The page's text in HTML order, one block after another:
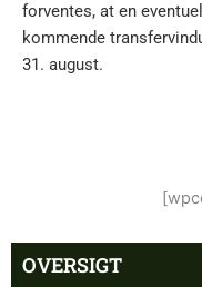
forventes, at en
kommende
31. august.
OVERSIGT